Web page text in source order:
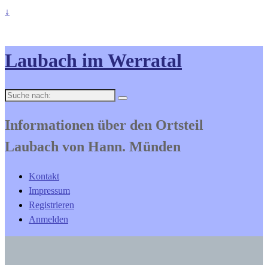
↓
Laubach im Werratal
Suche
Informationen über den Ortsteil
Laubach von Hann. Münden
Kontakt
Impressum
Registrieren
Anmelden